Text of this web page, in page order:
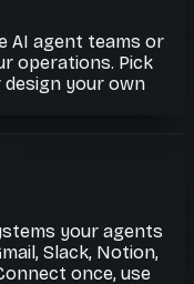
AI agent teams or
operations. Pick
your own
your agents
Slack, Notion,
once, use